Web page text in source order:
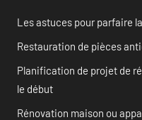
Les astuces pour parfaire
Restauration de pièces
Planification de projet de
le début
Rénovation maison ou